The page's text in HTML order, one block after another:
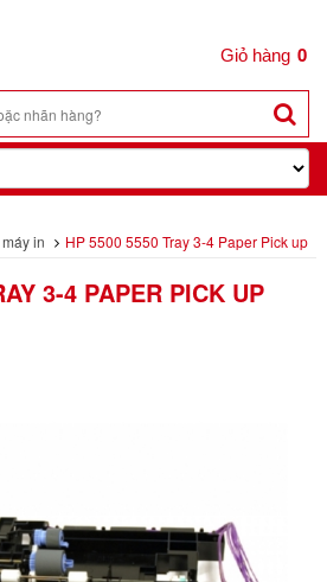
0
in HP 5500 5550 Tray 3-4 Paper Pick up
3-4 PAPER PICK UP